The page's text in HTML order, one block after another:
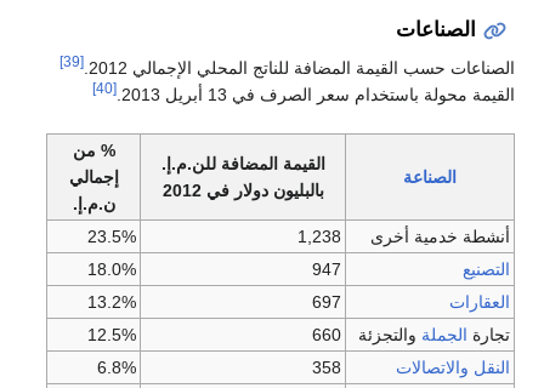
الصناعات
الصناعات حسب القيمة المضافة للناتج المحلي الإجمالي 2012. [39]
القيمة محولة باستخدام سعر الصرف في 13 أبريل 2013. [40]
الصناعة
القيمة المضافة للن.م.إ.
بالبليون دولار في 2012
% من
إجمالي
ن.م.إ.
أنشطة خدمية أخرى
1,238
23.5%
التصنيع
947
18.0%
العقارات
697
13.2%
تجارة الجملة والتجزئة 660
12.5%
النقل والاتصالات 358
6.8%